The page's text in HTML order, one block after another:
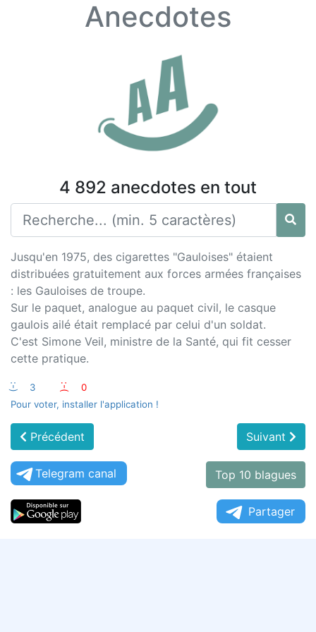
Anecdotes
4 892 anecdotes en tout
Jusqu'en 1975, des cigarettes "Gauloises" étaient
distribuées gratuitement aux forces armées françaises
: les Gauloises de troupe.
Sur le paquet, analogue au paquet civil, le casque
gaulois ailé était remplacé par celui d'un soldat.
C'est Simone Veil, ministre de la Santé, qui fit cesser
cette pratique.
:-) 3 :-(
0
Pour voter, installer l'application !
Précédent Suivant
Telegram canal Top 10 blagues
Partager